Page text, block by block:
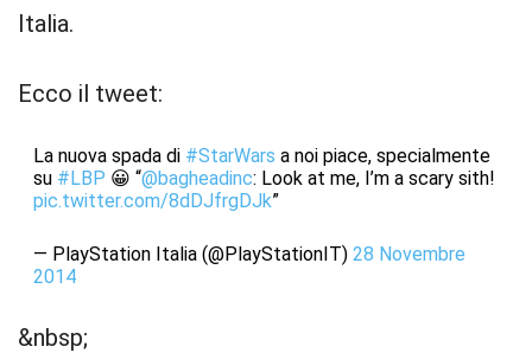
Italia.
Ecco il tweet:
La nuova spada di #StarWars a noi piace, specialmente
su #LBP 😀 “@bagheadinc: Look at me, I’m a scary sith!
pic.twitter.com/8dDJfrgDJk”
— PlayStation Italia (@PlayStationIT) 28 Novembre
2014
&nbsp;